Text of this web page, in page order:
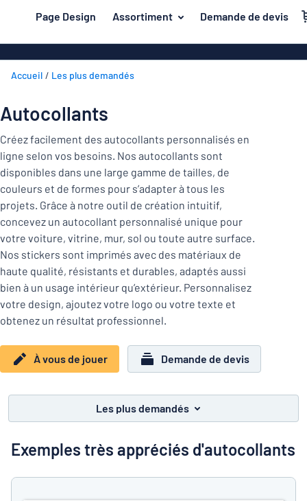
principal
Page Design Assortiment Demande de devis
Porte et boîte aux lettres
Maison et intérieur
Trafic et véhicules
Badges
Autocollants
Plaques animaux
Plaques enfants
Banderoles
Plaques
Les
demandés
Matière
Porte
et
boîte
aux
lettres
Maison
et
intérieur
Trafic
et
véhicules
Badges
Montrer toutes les catégories
de
devis
Se
clients
Particulier / Entreprise
au
de jouer
Accueil Les plus demandés
Autocollants
Créez facilement des autocollants personnalisés en
ligne selon vos besoins. Nos autocollants sont
disponibles dans une large gamme de tailles, de
couleurs et de formes pour s’adapter à tous les
projets. Grâce à notre outil de création intuitif,
concevez un autocollant personnalisé unique pour
votre voiture, vitrine, mur, sol ou toute autre surface.
Nos stickers sont imprimés avec des matériaux de
haute qualité, résistants et durables, adaptés aussi
bien à un usage intérieur qu’extérieur. Personnalisez
votre design, ajoutez votre logo ou votre texte et
obtenez un résultat professionnel.
À vous de jouer Demande de devis
Les plus demandés
Exemples très appréciés d'autocollants